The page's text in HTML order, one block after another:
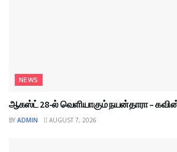
NEWS
ஆகஸ்ட் 28-ல் வெளியாகும் நயன்தாரா – கவின்
BY ADMIN AUGUST 7, 2026